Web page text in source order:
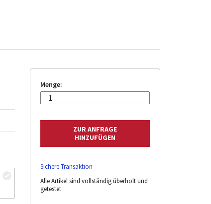
Menge:
Sichere Transaktion
Alle Artikel sind vollständig überholt und
getestet